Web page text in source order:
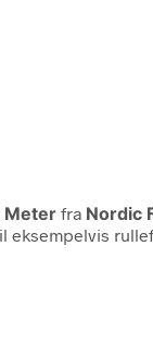
Meter fra Nordic
eksempelvis